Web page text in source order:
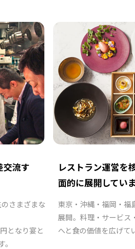
交流す
さまざまな
となり宴と
レストラン運営を
面的に展開してい
東京・沖縄・福岡・福
展開。料理・サービス
へと食の価値を広げて